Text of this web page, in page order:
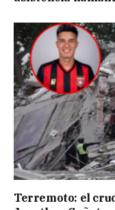
Terremoto: el